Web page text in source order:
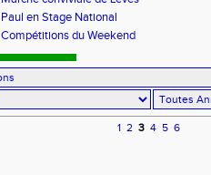
Paul en Stage National
Compétitions du Weekend
1 2 3 4 5 6